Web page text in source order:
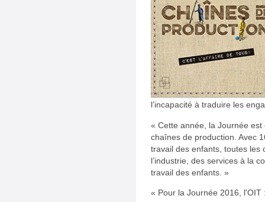
l’incapacité à traduire les
« Cette année, la Journée
chaînes de production. Avec
travail des enfants, toutes les
l’industrie, des services à la
travail des enfants. »
« Pour la Journée 2016, l'OIT